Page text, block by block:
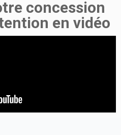
concession
en vidéo